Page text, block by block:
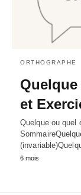
ORTHOGRAPHE
et
Quelque ou quel
6 mois